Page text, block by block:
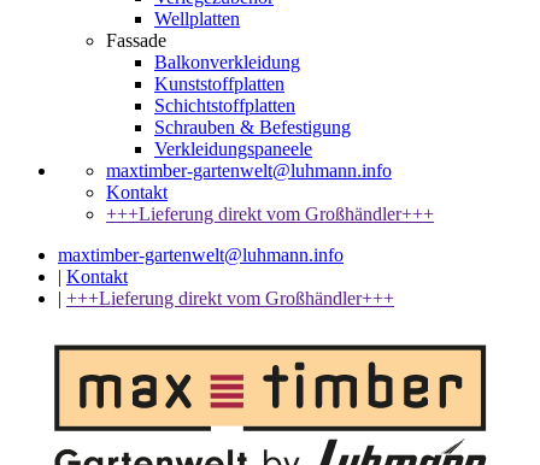
Wellplatten
Fassade
Balkonverkleidung
Kunststoffplatten
Schichtstoffplatten
Schrauben & Befestigung
Verkleidungspaneele
maxtimber-gartenwelt@luhmann.info
Kontakt
+++Lieferung direkt vom Großhändler+++
maxtimber-gartenwelt@luhmann.info
| Kontakt
| +++Lieferung direkt vom Großhändler+++